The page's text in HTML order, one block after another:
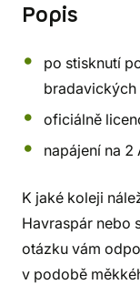
Popis
po stisknutí
bradavických
oficiálně
napájení na 2
K jaké koleji
Havraspár nebo
otázku vám
v podobě